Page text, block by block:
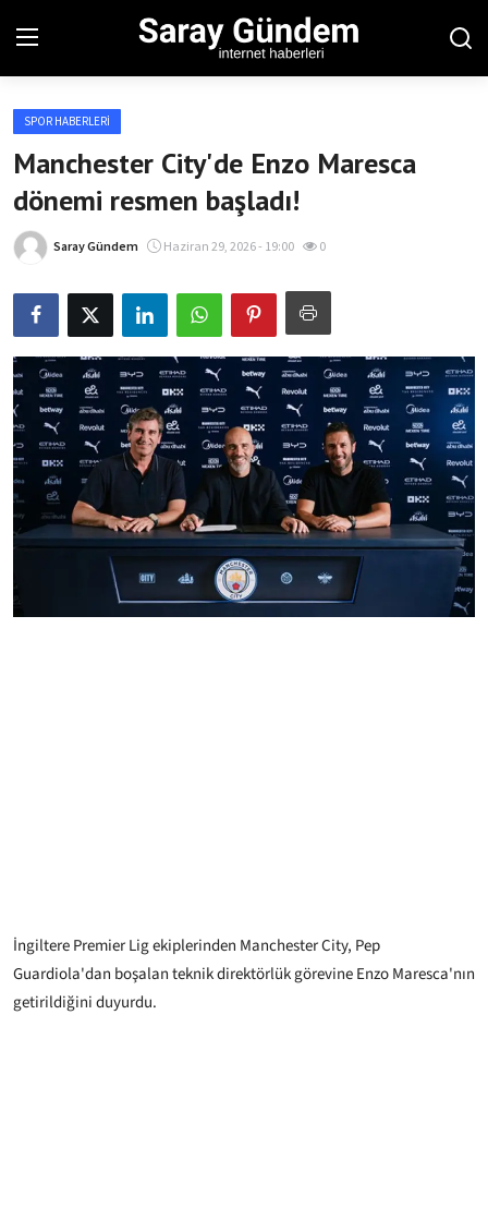
Ana Sayfa
Bölgesel
Son Dakika
Spor Haberleri
Teknoloji Haberleri
Magazin Haberleri
Dünya Haberleri
SPOR HABERLERI
Manchester City'de Enzo Maresca
dönemi resmen başladı!
Saray Gündem Haziran 29, 2026 - 19:00 0
İngiltere Premier Lig ekiplerinden Manchester City, Pep
Guardiola'dan boşalan teknik direktörlük görevine Enzo Maresca'nın
getirildiğini duyurdu.